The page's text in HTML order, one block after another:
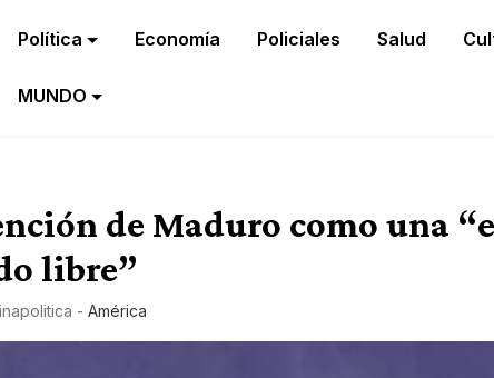
Política Economía Policiales Salud
MUNDO
de Maduro como una
libre”
- América